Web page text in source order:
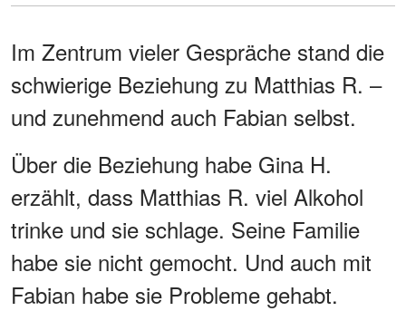
Im Zentrum vieler Gespräche stand die
schwierige Beziehung zu Matthias R. –
und zunehmend auch Fabian selbst.
Über die Beziehung habe Gina H.
erzählt, dass Matthias R. viel Alkohol
trinke und sie schlage. Seine Familie
habe sie nicht gemocht. Und auch mit
Fabian habe sie Probleme gehabt.